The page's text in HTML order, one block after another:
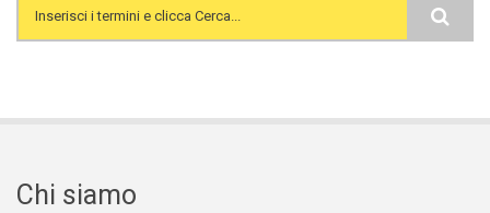
Search form
Chi siamo